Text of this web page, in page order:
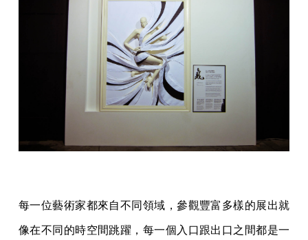
每一位藝術家都來自不同領域，參觀豐富多樣的展出就
像在不同的時空間跳躍，每一個入口跟出口之間都是一